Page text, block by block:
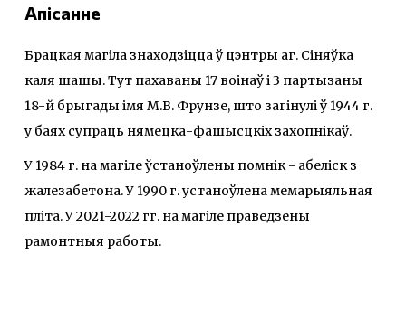
Апісанне
Брацкая магіла знаходзіцца ў цэнтры аг. Сіняўка
каля шашы. Тут пахаваны 17 воінаў і 3 партызаны
18-й брыгады імя М.В. Фрунзе, што загінулі ў 1944 г.
у баях супраць нямецка-фашысцкіх захопнікаў.
У 1984 г. на магіле ўстаноўлены помнік - абеліск з
жалезабетона. У 1990 г. устаноўлена мемарыяльная
пліта. У 2021-2022 гг. на магіле праведзены
рамонтныя работы.